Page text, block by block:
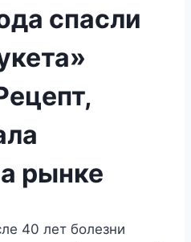
спасли
рынке
40 лет болезни